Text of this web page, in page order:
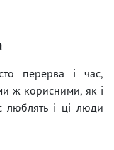
перерва і час,
ж корисними, як і
люблять і ці люди